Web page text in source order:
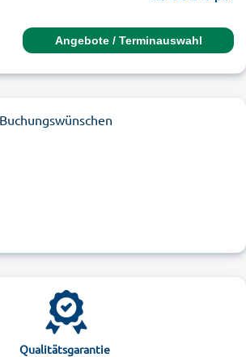
Angebote / Terminauswahl
Qualitätsgarantie